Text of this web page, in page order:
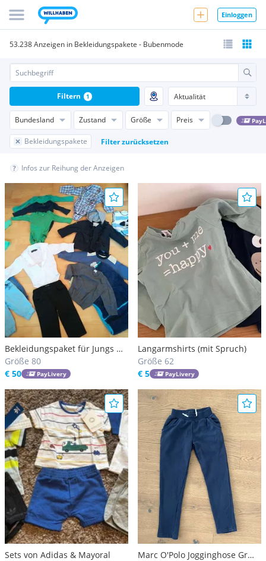
Einloggen
53.238 Anzeigen in Bekleidungspakete - Bubenmode
Bundesland Zustand Größe Preis
Bekleidungspakete Filter zurücksetzen
Filtern 1
Infos zur Reihung der Anzeigen
Bekleidungspaket für Jungs Gr.
80
Größe 80
€ 50
PayLivery
Langarmshirts (mit Spruch)
Größe 62
€ 5
PayLivery
Sets von Adidas & Mayoral
Marc O'Polo Jogginghose Gr